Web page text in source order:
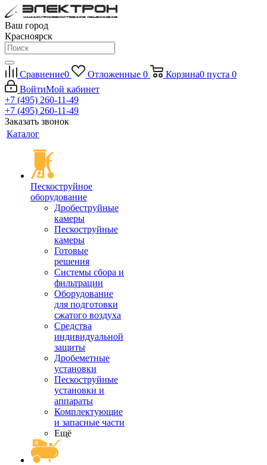
Ваш город
Красноярск
Сравнение0 Отложенные 0 Корзина0 пуста 0
ВойтиМой кабинет
+7 (495) 260-11-49
+7 (495) 260-11-49
Заказать звонок
Каталог
Пескоструйное
оборудование
Дробеструйные
камеры
Пескоструйные
камеры
Готовые
решения
Системы сбора и
фильтрации
Оборудование
для подготовки
сжатого воздуха
Средства
индивидуальной
защиты
Дробеметные
установки
Пескоструйные
установки и
аппараты
Комплектующие
и запасные части
Ещё